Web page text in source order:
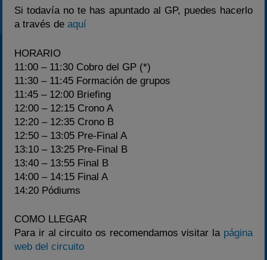
Si todavía no te has apuntado al GP, puedes hacerlo
a través deaquí
HORARIO
11:00 – 11:30 Cobro del GP (*)
11:30 – 11:45 Formación de grupos
11:45 – 12:00 Briefing
12:00 – 12:15 Crono A
12:20 – 12:35 Crono B
12:50 – 13:05 Pre-Final A
13:10 – 13:25 Pre-Final B
13:40 – 13:55 Final B
14:00 – 14:15 Final A
14:20 Pódiums
COMO LLEGAR
Para ir al circuito os recomendamos visitar la página
web del circuito